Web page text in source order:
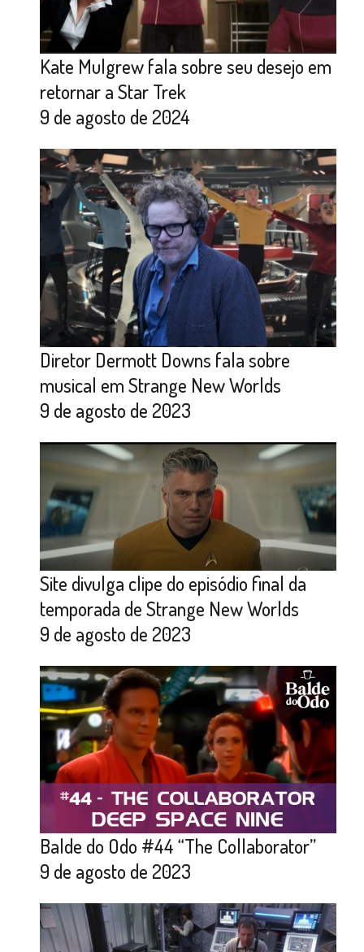
Kate Mulgrew fala sobre seu desejo em
retornar a Star Trek
9 de agosto de 2024
Diretor Dermott Downs fala sobre
musical em Strange New Worlds
9 de agosto de 2023
Site divulga clipe do episódio final da
temporada de Strange New Worlds
9 de agosto de 2023
Balde do Odo #44 “The Collaborator”
9 de agosto de 2023